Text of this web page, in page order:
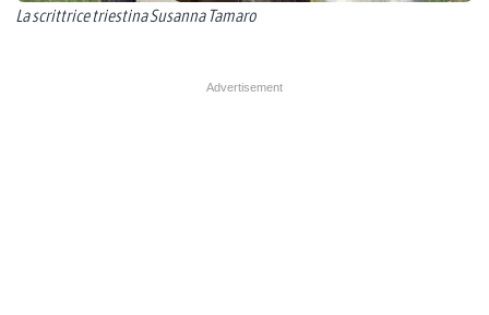
La scrittrice triestina Susanna Tamaro